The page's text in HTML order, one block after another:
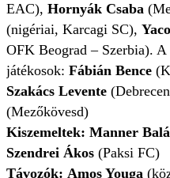
EAC), Hornyák Csaba
(nigériai, Karcagi SC),
OFK Beograd – Szerbia).
játékosok: Fábián Bence
Szakács Levente
(Mezőkövesd)
Kiszemeltek: Manner
Szendrei Ákos (Paksi FC)
Távozók: Amos Youga